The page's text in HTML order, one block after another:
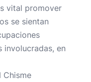
vital promover
se sientan
involucradas, en
Chisme